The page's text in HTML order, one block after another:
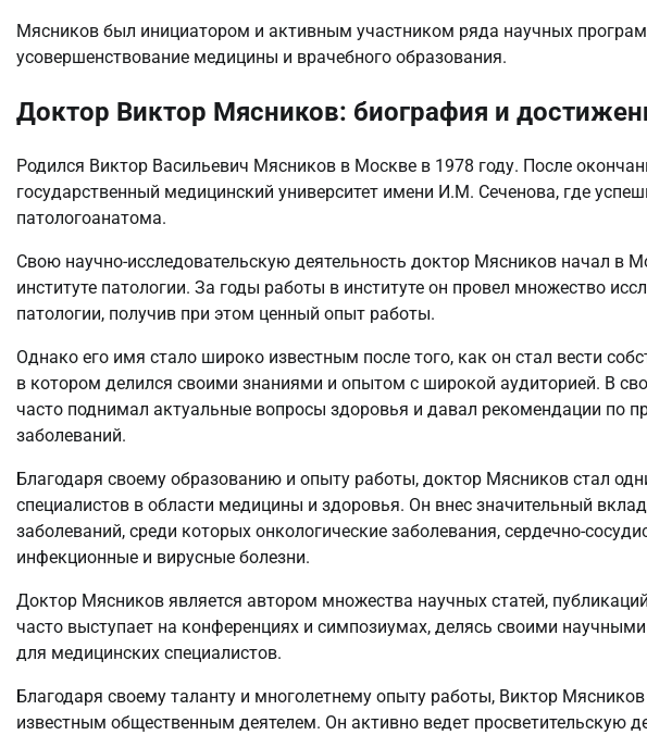
Мясников был инициатором и активным участником ряда научных
усовершенствование медицины и врачебного образования.
Доктор Виктор Мясников: биография и
Родился Виктор Васильевич Мясников в Москве в 1978 году. После
государственный медицинский университет имени И.М. Сеченова, где
патологоанатома.
Свою научно-исследовательскую деятельность доктор Мясников начал в
институте патологии. За годы работы в институте он провел множество
патологии, получив при этом ценный опыт работы.
Однако его имя стало широко известным после того, как он стал вести
в котором делился своими знаниями и опытом с широкой аудиторией. В
часто поднимал актуальные вопросы здоровья и давал рекомендации по
заболеваний.
Благодаря своему образованию и опыту работы, доктор Мясников стал
специалистов в области медицины и здоровья. Он внес значительный
заболеваний, среди которых онкологические заболевания, сердечно-
инфекционные и вирусные болезни.
Доктор Мясников является автором множества научных статей,
часто выступает на конференциях и симпозиумах, делясь своими
для медицинских специалистов.
Благодаря своему таланту и многолетнему опыту работы, Виктор
известным общественным деятелем. Он активно ведет просветительскую